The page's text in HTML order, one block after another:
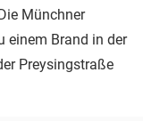
Münchner
einem Brand in der
Preysingstraße